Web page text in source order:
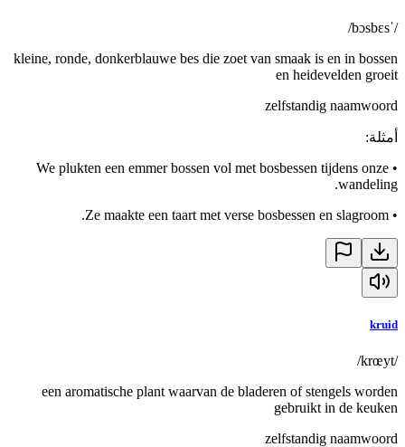
/ˈbɔsbɛs/
kleine, ronde, donkerblauwe bes die zoet van smaak is en in bossen
en heidevelden groeit
zelfstandig naamwoord
أمثلة:
•
We plukten een emmer bossen vol met bosbessen tijdens onze
wandeling.
•
Ze maakte een taart met verse bosbessen en slagroom.
kruid
/krœyt/
een aromatische plant waarvan de bladeren of stengels worden
gebruikt in de keuken
zelfstandig naamwoord